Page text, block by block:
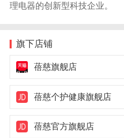
理电器的创新型科技企业。
旗下店铺
蓓慈旗舰店
蓓慈个护健康旗舰店
蓓慈官方旗舰店